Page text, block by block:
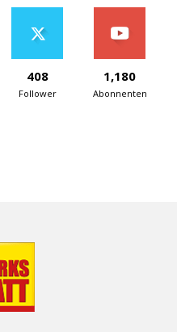
408
Follower
1,180
Abonnenten